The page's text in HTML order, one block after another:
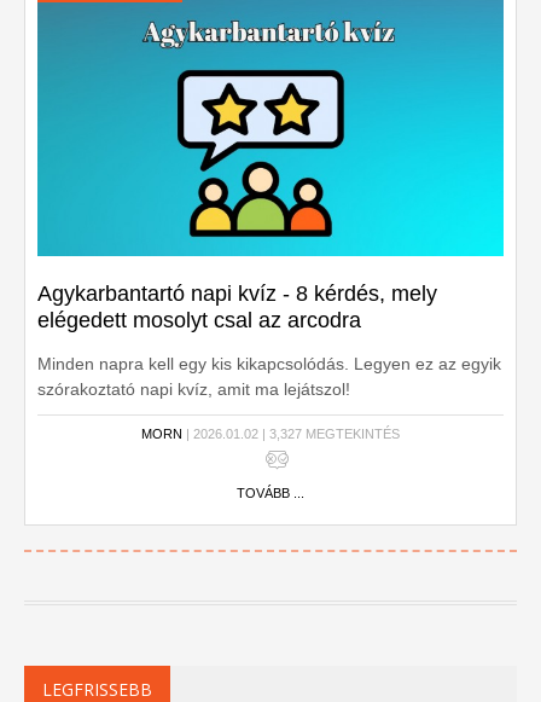
Agykarbantartó napi kvíz - 8 kérdés, mely
elégedett mosolyt csal az arcodra
Minden napra kell egy kis kikapcsolódás. Legyen ez az egyik
szórakoztató napi kvíz, amit ma lejátszol!
MORN | 2026.01.02 | 3,327 MEGTEKINTÉS
TOVÁBB ...
LEGFRISSEBB